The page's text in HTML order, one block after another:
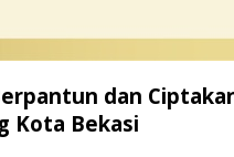
dan
Kota Bekasi